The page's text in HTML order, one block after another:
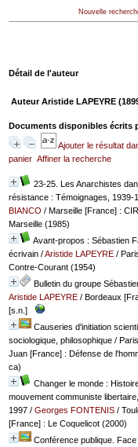
Nouvelle
Détail de l'auteur
Auteur Aristide LAPEYRE
Documents disponibles écrits
Ajouter le résultat
panier Affiner la recherche
23-25. Les Anarchistes
résistance : Témoignages, 1939-
BIANCO / Marseille [France] :
Marseille (1985)
Avant-propos : Sébastien
écrivain/Aristide LAPEYRE/
Contre-Courant (1954)
Bulletin du groupe
Aristide LAPEYRE/ Bordeaux
[s.n.]
Causeries d'initiation
sociologique, philosophique/
Juan [France] : Défense de
ca)
Changer le monde :
mouvement communiste
1997/ Georges FONTENIS/
[France] : Le Coquelicot (2000)
Conférence publique. Face